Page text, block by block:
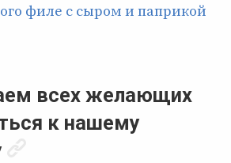
филе с сыром и паприкой
всех желающих
к нашему